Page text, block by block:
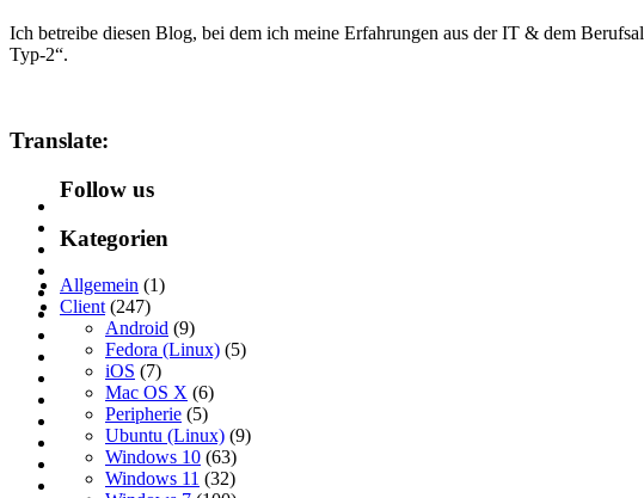
Ich betreibe diesen Blog, bei dem ich meine Erfahrungen aus der IT & dem
Typ-2“.
Translate:
Follow us
Kategorien
Allgemein (1)
Client (247)
Android (9)
Fedora (Linux) (5)
iOS (7)
Mac OS X (6)
Peripherie (5)
Ubuntu (Linux) (9)
Windows 10 (63)
Windows 11 (32)